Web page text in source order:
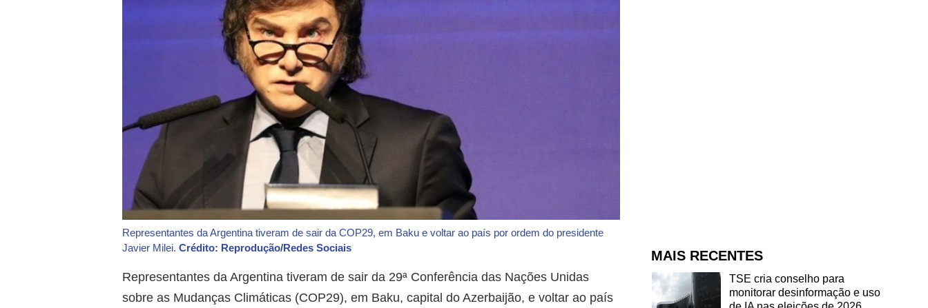
Representantes da Argentina tiveram de sair da COP29, em Baku e voltar ao país por ordem do presidente
Javier Milei.Crédito: Reprodução/Redes Sociais
Representantes da Argentina tiveram de sair da 29ª Conferência das Nações Unidas
sobre as Mudanças Climáticas (COP29), em Baku, capital do Azerbaijão, e voltar ao país
MAIS RECENTES
TSE cria conselho para
monitorar desinformação e uso